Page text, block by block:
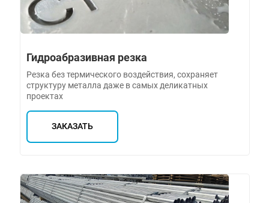
Гидроабразивная резка
Резка без термического воздействия, сохраняет
структуру металла даже в самых деликатных
проектах
ЗАКАЗАТЬ